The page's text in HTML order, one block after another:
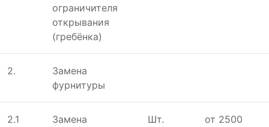
ограничителя
открывания
(гребёнка)
2.
Замена
фурнитуры
2.1
Замена
Шт. от 2500